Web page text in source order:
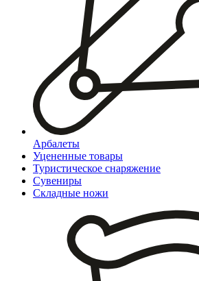
Арбалеты
Уцененные товары
Туристическое снаряжение
Сувениры
Складные ножи